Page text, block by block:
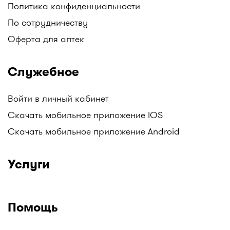
найти: Аптеки Gold medicine, Социальные аптеки
Mega Pharm, Аптеки "Алмасат", Аптеки "Salamat",
АНЦ (Аптеки Низких Цен), Гиппократ, и другие.
Следите за обновлениями!
одном месте только на I-teka.kz!
Политика конфиденциальности
По сотрудничеству
Оферта для аптек
Служебное
Войти в личный кабинет
Скачать мобильное приложение IOS
Скачать мобильное приложение Android
Услуги
Помощь